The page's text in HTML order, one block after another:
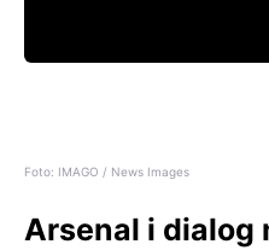
Foto: IMAGO / News Images
Arsenal i dialog